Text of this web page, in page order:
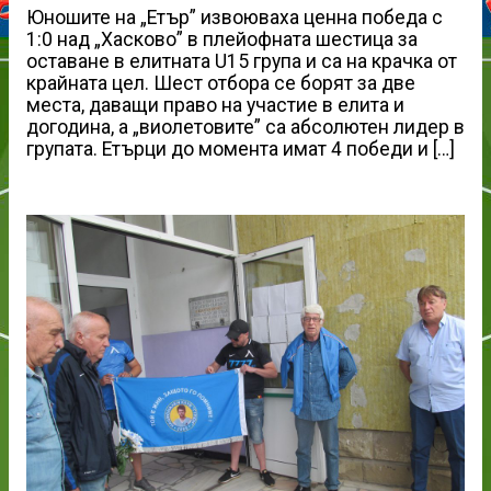
Юношите на „Етър” извоюваха ценна победа с
1:0 над „Хасково” в плейофната шестица за
оставане в елитната U15 група и са на крачка от
крайната цел. Шест отбора се борят за две
места, даващи право на участие в елита и
догодина, а „виолетовите” са абсолютен лидер в
групата. Етърци до момента имат 4 победи и […]